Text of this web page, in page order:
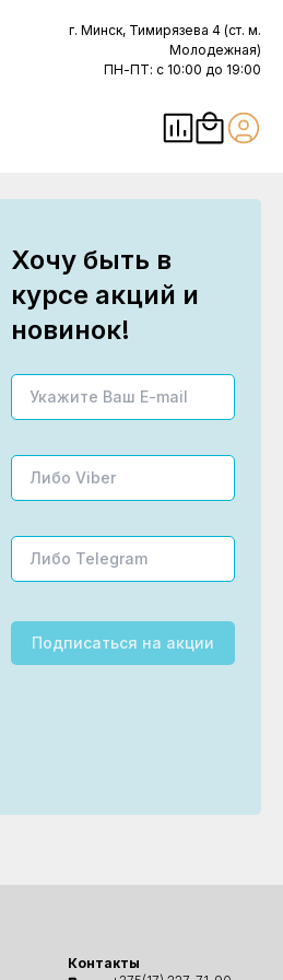
г. Минск, Тимирязева 4 (ст. м.
Молодежная)
ПН-ПТ: с 10:00 до 19:00
Хочу быть в
курсе акций и
новинок!
Подписаться на акции
Контакты